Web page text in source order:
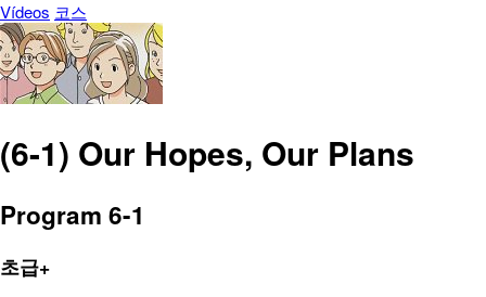
Vídeos 코스
(6-1) Our Hopes, Our Plans
Program 6-1
초급+